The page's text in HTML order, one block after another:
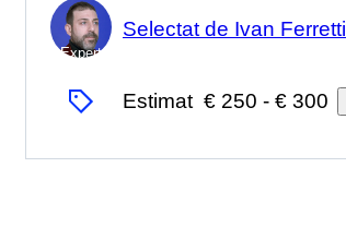
Expert
Selectat de Ivan Ferretti
Estimat € 250 - € 300